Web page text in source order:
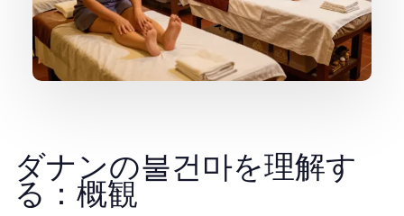
ダナンの불건마を理解す
る：概観